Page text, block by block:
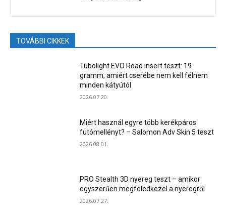
TOVÁBBI CIKKEK
Tubolight EVO Road insert teszt: 19
gramm, amiért cserébe nem kell félnem
minden kátyútól
2026.07.20.
Miért használ egyre több kerékpáros
futómellényt? – Salomon Adv Skin 5 teszt
2026.08.01.
PRO Stealth 3D nyereg teszt – amikor
egyszerűen megfeledkezel a nyeregről
2026.07.27.